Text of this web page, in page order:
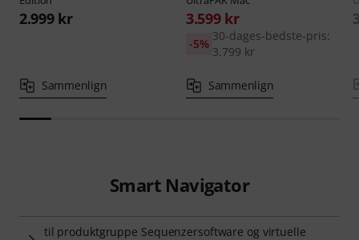
2.999 kr
Sammenlign
3.599 kr
30-dages-bedste-pris:
3.799 kr
-5%
Sammenlign
Smart Navigator
til produktgruppe Sequenzersoftware og virtuelle